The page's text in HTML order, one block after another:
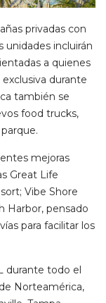
privadas con
unidades incluirán
a quienes
durante
también se
food trucks,
mejoras
Great Life
Vibe Shore
Harbor, pensado
para facilitar los
durante todo el
Norteamérica,